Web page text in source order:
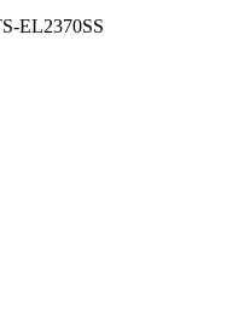
EL2370SS